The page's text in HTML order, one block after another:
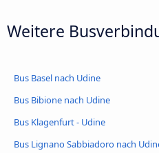
Weitere
Bus Basel nach Udine
Bus Bibione nach Udine
Bus Klagenfurt - Udine
Bus Lignano Sabbiadoro nach